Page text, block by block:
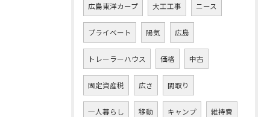
広島東洋カープ 大工工事 ニース
プライベート 陽気 広島
トレーラーハウス 価格 中古
固定資産税 広さ 間取り
一人暮らし 移動 キャンプ 維持費